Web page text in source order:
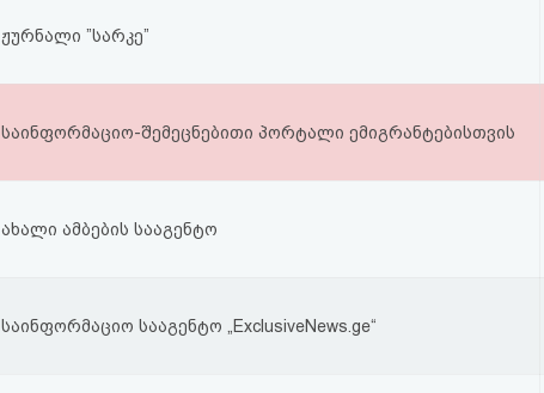
ჟურნალი ”სარკე”
საინფორმაციო-შემეცნებითი პორტალი ემიგრანტებისთვის
ახალი ამბების სააგენტო
საინფორმაციო სააგენტო „ExclusiveNews.ge“